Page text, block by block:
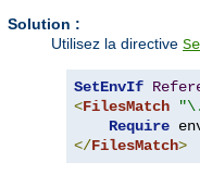
Solution :
Utilisez la directive
SetEnvIf
<FilesMatch
Require
</FilesMatch>